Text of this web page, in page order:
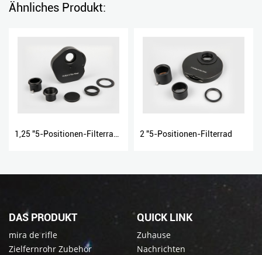
Ähnliches Produkt:
1,25 "5-Positionen-Filterrad Rad 2 "5-Positionen-Filterrad
DAS PRODUKT
mira de rifle
Zielfernrohr Zubehör
QUICK LINK
Zuhause
Nachrichten